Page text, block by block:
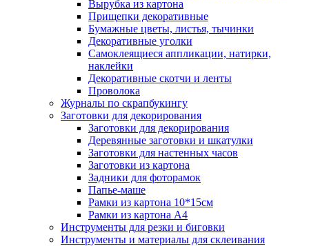
Вырубка из картона
Прищепки декоративные
Бумажные цветы, листья, тычинки
Декоративные уголки
Самоклеящиеся аппликации, натирки,
наклейки
Декоративные скотчи и ленты
Проволока
Журналы по скрапбукингу
Заготовки для декорирования
Заготовки для декорирования
Деревянные заготовки и шкатулки
Заготовки для настенных часов
Заготовки из картона
Задники для фоторамок
Папье-маше
Рамки из картона 10*15см
Рамки из картона А4
Инструменты для резки и биговки
Инструменты и материалы для склеивания